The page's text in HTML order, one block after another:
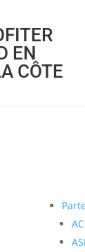
EN
CÔTE